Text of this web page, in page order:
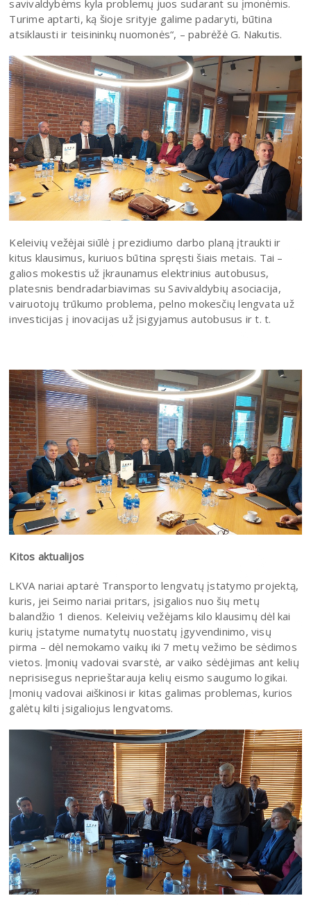
savivaldybėms kyla problemų juos sudarant su įmonėmis.
Turime aptarti, ką šioje srityje galime padaryti, būtina
atsiklausti ir teisininkų nuomonės“, – pabrėžė G. Nakutis.
Keleivių vežėjai siūlė į prezidiumo darbo planą įtraukti ir
kitus klausimus, kuriuos būtina spręsti šiais metais. Tai –
galios mokestis už įkraunamus elektrinius autobusus,
platesnis bendradarbiavimas su Savivaldybių asociacija,
vairuotojų trūkumo problema, pelno mokesčių lengvata už
investicijas į inovacijas už įsigyjamus autobusus ir t. t.
Kitos aktualijos
LKVA nariai aptarė Transporto lengvatų įstatymo projektą,
kuris, jei Seimo nariai pritars, įsigalios nuo šių metų
balandžio 1 dienos. Keleivių vežėjams kilo klausimų dėl kai
kurių įstatyme numatytų nuostatų įgyvendinimo, visų
pirma – dėl nemokamo vaikų iki 7 metų vežimo be sėdimos
vietos. Įmonių vadovai svarstė, ar vaiko sėdėjimas ant kelių
neprisisegus neprieštarauja kelių eismo saugumo logikai.
Įmonių vadovai aiškinosi ir kitas galimas problemas, kurios
galėtų kilti įsigaliojus lengvatoms.